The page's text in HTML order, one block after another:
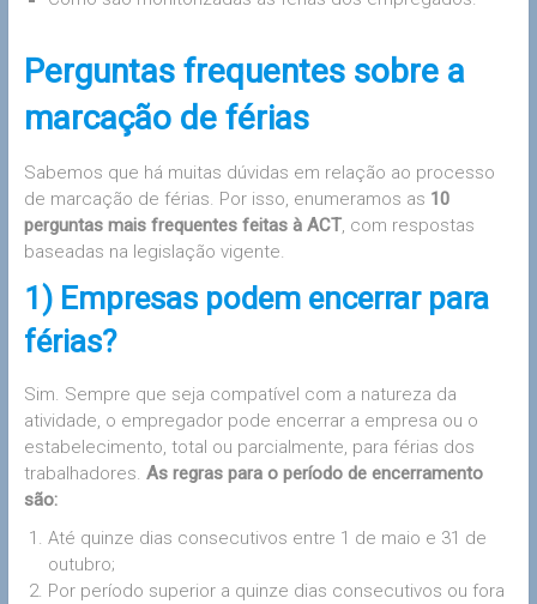
Perguntas frequentes sobre a
marcação de férias
Sabemos que há muitas dúvidas em relação ao processo
de marcação de férias. Por isso, enumeramos as 10
perguntas mais frequentes feitas à ACT, com respostas
baseadas na legislação vigente.
1) Empresas podem encerrar para
férias?
Sim. Sempre que seja compatível com a natureza da
atividade, o empregador pode encerrar a empresa ou o
estabelecimento, total ou parcialmente, para férias dos
trabalhadores. As regras para o período de encerramento
são:
Até quinze dias consecutivos entre 1 de maio e 31 de
outubro;
Por período superior a quinze dias consecutivos ou fora